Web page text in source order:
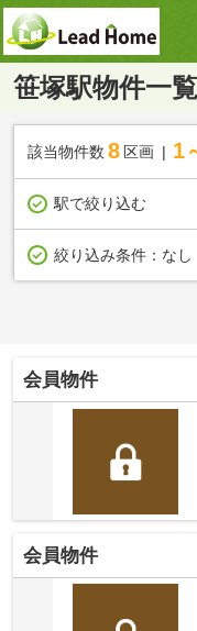
笹塚駅物件一覧
該当物件数 8 区画 1
駅で絞り込む
絞り込み条件： なし
会員物件
会員物件